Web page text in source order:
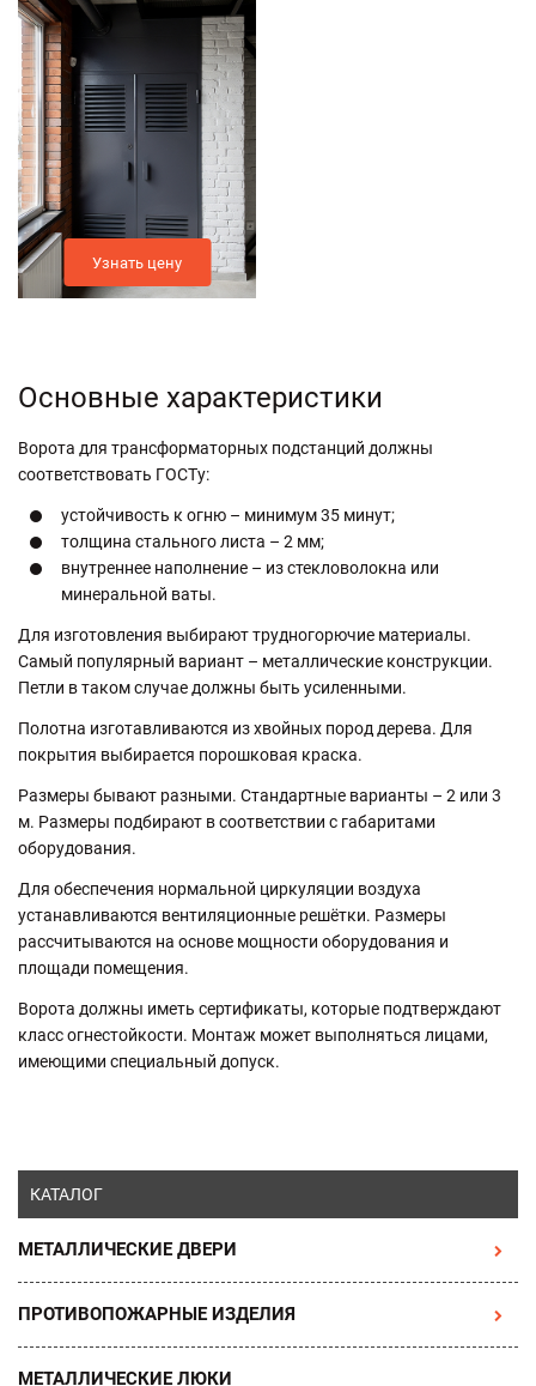
Узнать цену
Основные характеристики
Ворота для трансформаторных подстанций должны
соответствовать ГОСТу:
устойчивость к огню – минимум 35 минут;
толщина стального листа – 2 мм;
внутреннее наполнение – из стекловолокна или
минеральной ваты.
Для изготовления выбирают трудногорючие материалы.
Самый популярный вариант – металлические конструкции.
Петли в таком случае должны быть усиленными.
Полотна изготавливаются из хвойных пород дерева. Для
покрытия выбирается порошковая краска.
Размеры бывают разными. Стандартные варианты – 2 или 3
м. Размеры подбирают в соответствии с габаритами
оборудования.
Для обеспечения нормальной циркуляции воздуха
устанавливаются вентиляционные решётки. Размеры
рассчитываются на основе мощности оборудования и
площади помещения.
Ворота должны иметь сертификаты, которые подтверждают
класс огнестойкости. Монтаж может выполняться лицами,
имеющими специальный допуск.
КАТАЛОГ
МЕТАЛЛИЧЕСКИЕ ДВЕРИ
ПРОТИВОПОЖАРНЫЕ ИЗДЕЛИЯ
МЕТАЛЛИЧЕСКИЕ ЛЮКИ